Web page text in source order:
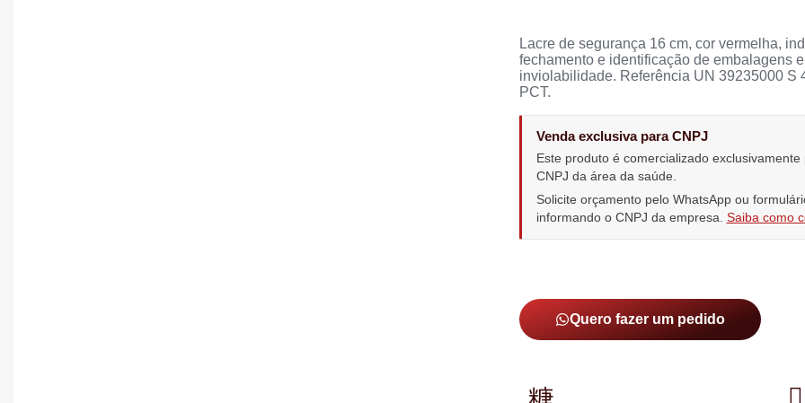
Lacre de segurança 16 cm, cor vermelha,
fechamento e identificação de embalagens
inviolabilidade. Referência UN 39235000 S
PCT.
Venda exclusiva para CNPJ
Este produto é comercializado exclusivamente
CNPJ da área da saúde.
Solicite orçamento pelo WhatsApp ou
informando o CNPJ da empresa. Saiba como
Quero fazer um pedido